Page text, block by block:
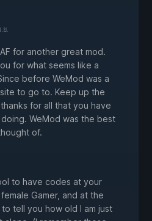
ย.
for another great mod.
for what seems like a
before WeMod was a
to go to. Keep up the
for all that you have
WeMod was the best
of.
to have codes at your
Gamer, and at the
tell you how old I am just